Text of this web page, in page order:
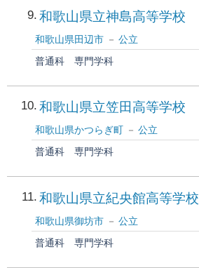
9 和歌山県立神島高等学校
和歌山県田辺市
公立
普通科
専門学科
10 和歌山県立笠田高等学校
和歌山県かつらぎ町
公立
普通科
専門学科
11 和歌山県立紀央館高等学校
和歌山県御坊市
公立
普通科
専門学科